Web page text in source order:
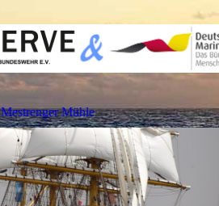
Mestrenger Mühle